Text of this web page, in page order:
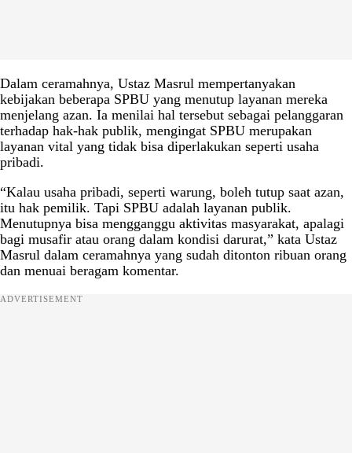
Dalam ceramahnya, Ustaz Masrul mempertanyakan
kebijakan beberapa SPBU yang menutup layanan mereka
menjelang azan. Ia menilai hal tersebut sebagai pelanggaran
terhadap hak-hak publik, mengingat SPBU merupakan
layanan vital yang tidak bisa diperlakukan seperti usaha
pribadi.
“Kalau usaha pribadi, seperti warung, boleh tutup saat azan,
itu hak pemilik. Tapi SPBU adalah layanan publik.
Menutupnya bisa mengganggu aktivitas masyarakat, apalagi
bagi musafir atau orang dalam kondisi darurat,” kata Ustaz
Masrul dalam ceramahnya yang sudah ditonton ribuan orang
dan menuai beragam komentar.
ADVERTISEMENT